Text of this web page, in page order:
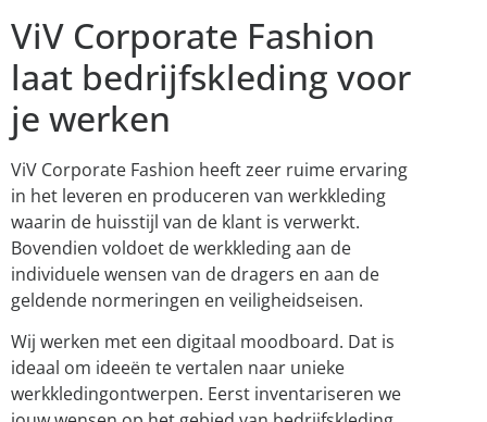
ViV Corporate Fashion
laat bedrijfskleding voor
je werken
ViV Corporate Fashion heeft zeer ruime ervaring
in het leveren en produceren van werkkleding
waarin de huisstijl van de klant is verwerkt.
Bovendien voldoet de werkkleding aan de
individuele wensen van de dragers en aan de
geldende normeringen en veiligheidseisen.
Wij werken met een digitaal moodboard. Dat is
ideaal om ideeën te vertalen naar unieke
werkkledingontwerpen. Eerst inventariseren we